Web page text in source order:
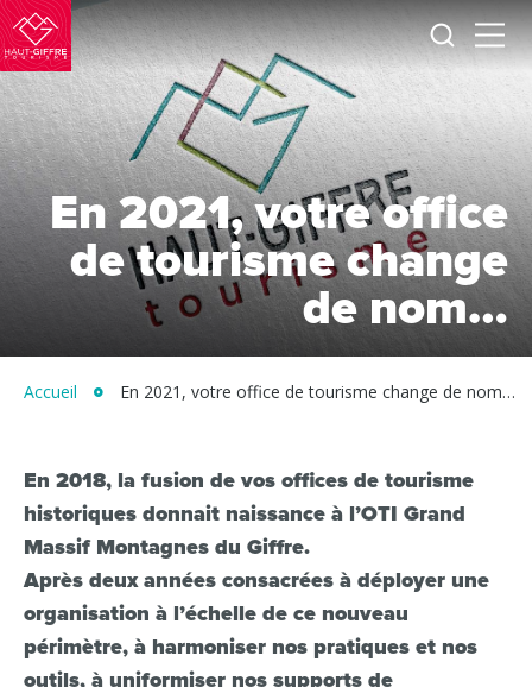
Haut-
Giffre
Tourisme
Je
Menu
En 2021, votre office
de tourisme change
de nom…
Accueil En 2021, votre office de tourisme change de nom…
En 2018, la fusion de vos offices de tourisme
historiques donnait naissance à l’OTI Grand
Massif Montagnes du Giffre.
Après deux années consacrées à déployer une
organisation à l’échelle de ce nouveau
périmètre, à harmoniser nos pratiques et nos
outils, à uniformiser nos supports de